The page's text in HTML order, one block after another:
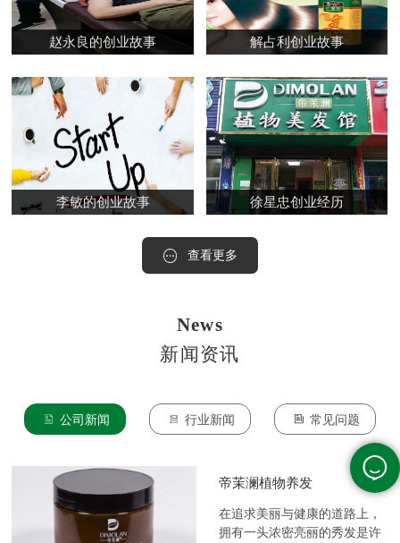
赵永良的创业故事 解占利创业故事
李敏的创业故事 徐星忠创业经历
查看更多
News
新闻资讯
公司新闻 行业新闻 常见问题
帝茉澜植物养发
在追求美丽与健康的道路上，
拥有一头浓密亮丽的秀发是许